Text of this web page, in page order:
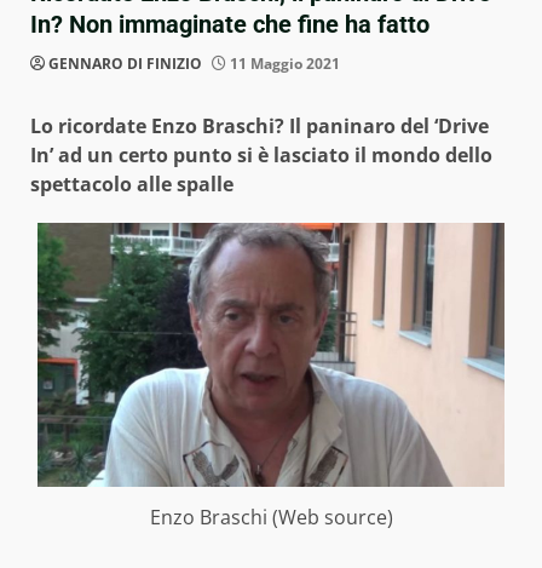
In? Non immaginate che fine ha fatto
GENNARO DI FINIZIO 11 Maggio 2021
Lo ricordate Enzo Braschi? Il paninaro del ‘Drive
In’ ad un certo punto si è lasciato il mondo dello
spettacolo alle spalle
Enzo Braschi (Web source)